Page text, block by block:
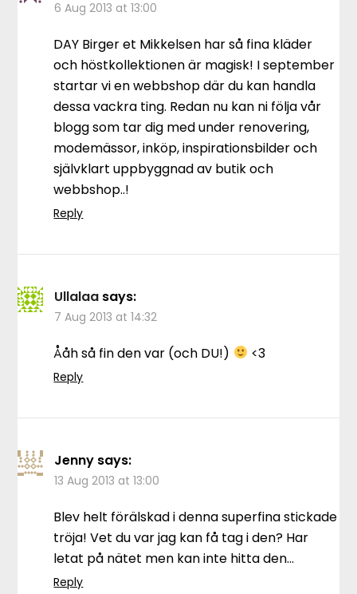
6 Aug 2013 at 13:00
DAY Birger et Mikkelsen har så fina kläder
och höstkollektionen är magisk! I september
startar vi en webbshop där du kan handla
dessa vackra ting. Redan nu kan ni följa vår
blogg som tar dig med under renovering,
modemässor, inköp, inspirationsbilder och
självklart uppbyggnad av butik och
webbshop..!
Reply
Ullalaa says:
7 Aug 2013 at 14:32
Ååh så fin den var (och DU!) <3
Reply
Jenny says:
13 Aug 2013 at 13:00
Blev helt förälskad i denna superfina stickade
tröja! Vet du var jag kan få tag i den? Har
letat på nätet men kan inte hitta den…
Reply